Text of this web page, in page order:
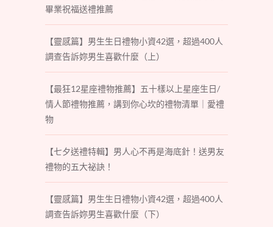
畢業祝福送禮推薦
【靈感篇】男生生日禮物小資42選，超過400人
調查告訴妳男生喜歡什麼（上）
【最狂12星座禮物推薦】五十樣以上星座生日/
情人節禮物推薦，講到你心坎的禮物清單｜愛禮
物
【七夕送禮特輯】男人心不再是海底針！送男友
禮物的五大祕訣！
【靈感篇】男生生日禮物小資42選，超過400人
調查告訴妳男生喜歡什麼（下）